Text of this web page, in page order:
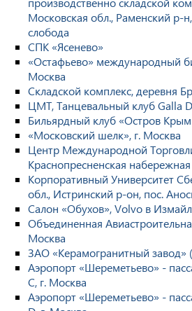
Московская обл., Раменский р-
слобода
СПК «Ясенево»
«Остафьево» международный
Москва
Складской комплекс, деревня
ЦМТ, Танцевальный клуб Galla
Бильярдный клуб «Остров
«Московский шелк», г. Москва
Центр Международной
Краснопресненская набережная
Корпоративный Университет
обл., Истринский р-он, пос.
Салон «Обухов», Volvo в
Объединенная
Москва
ЗАО «Керамогранитный завод»
Аэропорт «Шереметьево» -
С, г. Москва
Аэропорт «Шереметьево» -